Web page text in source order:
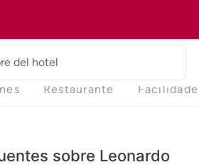
del hotel
Restaurante
sobre Leonardo